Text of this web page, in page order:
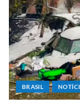
BRASIL